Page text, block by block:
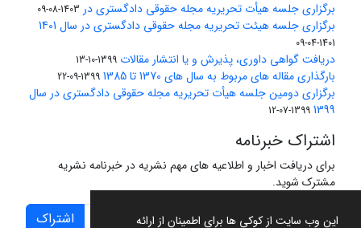
این وب سایت از کوکی ها برای اطمینان از ارائه
برگزاری جلسه هیأت تحریریه مجله حقوقی دادگستری در 1403-08-09
برگزاری جلسه هیئت تحریریه مجله حقوقی دادگستری در سال 1401
1401-04-09
دریافت گواهی داوری، پذیرش و یا انتشار مقالات 1399-10-13
بارگذاری مقاله های مربوط به سال های 1370 تا 1385 1399-09-22
برگزاری دومین جلسه هیأت تحریریه مجله حقوقی دادگستری در سال
1399
1399-07-12
اشتراک خبرنامه
برای دریافت اخبار و اطلاعیه های مهم نشریه در خبرنامه نشریه
مشترک شوید.
اشتراک